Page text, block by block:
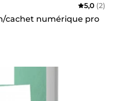
5,0 (2)
cachet numérique pro